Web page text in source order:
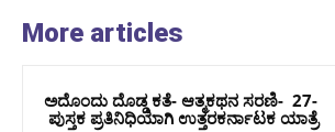
More articles
ಅದೊಂದು ದೊಡ್ಡ ಕತೆ- ಆತ್ಮಕಥನ ಸರಣಿ- 27-
ಪುಸ್ತಕ ಪ್ರತಿನಿಧಿಯಾಗಿ ಉತ್ತರಕರ್ನಾಟಕ ಯಾತ್ರೆ